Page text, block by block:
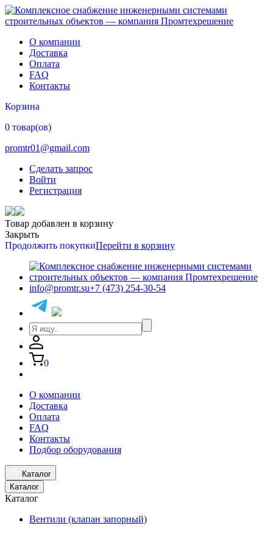
О компании
Доставка
Оплата
FAQ
Контакты
Корзина
0 товар(ов)
promtr01@gmail.com
Сделать запрос
Войти
Регистрация
Товар добавлен в корзину
Закрыть
Продолжить покупкиПерейти в корзину
info@promtr.su+7 (473) 254-30-54
0
О компании
Доставка
Оплата
FAQ
Контакты
Подбор оборудования
Каталог
Каталог
Каталог
Вентили (клапан запорный)